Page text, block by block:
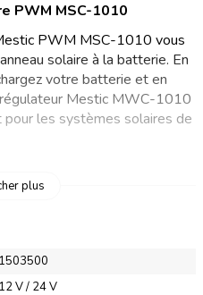
PWM MSC-1010
PWM MSC-1010 vous
solaire à la batterie. En
votre batterie et en
Mestic MWC-1010
les systèmes solaires de
panneau solaire
niveau de tension du
tension de la batterie. Cela
en toute sécurité et d’en
de charge solaire à
plus
1503500
12 V / 24 V